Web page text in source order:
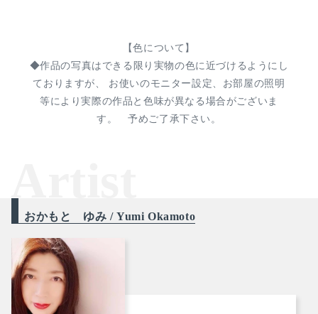
【色について】
◆作品の写真はできる限り実物の色に近づけるようにし
ておりますが、 お使いのモニター設定、お部屋の照明
等により実際の作品と色味が異なる場合がございま
す。 予めご了承下さい。
おかもと ゆみ / Yumi Okamoto